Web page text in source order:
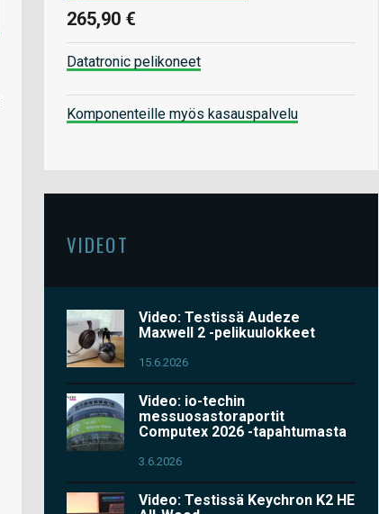
265,90 €
Datatronic pelikoneet
Komponenteille myös kasauspalvelu
VIDEOT
Video: Testissä Audeze
Maxwell 2 -pelikuulokkeet
15.6.2026
Video: io-techin
messuosastoraportit
Computex 2026 -tapahtumasta
3.6.2026
Video: Testissä Keychron K2 HE